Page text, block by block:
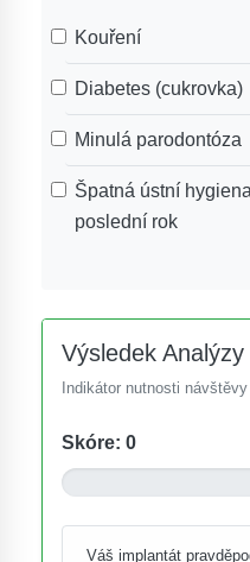
Kouření
Diabetes (cukrovka)
Minulá parodontóza
Špatná ústní
poslední rok
Výsledek Analýzy
Indikátor nutnosti
Skóre: 0
Váš implantát